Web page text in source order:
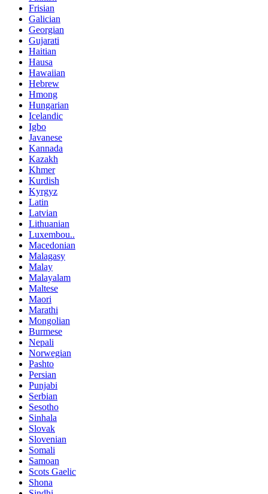
Frisian
Galician
Georgian
Gujarati
Haitian
Hausa
Hawaiian
Hebrew
Hmong
Hungarian
Icelandic
Igbo
Javanese
Kannada
Kazakh
Khmer
Kurdish
Kyrgyz
Latin
Latvian
Lithuanian
Luxembou..
Macedonian
Malagasy
Malay
Malayalam
Maltese
Maori
Marathi
Mongolian
Burmese
Nepali
Norwegian
Pashto
Persian
Punjabi
Serbian
Sesotho
Sinhala
Slovak
Slovenian
Somali
Samoan
Scots Gaelic
Shona